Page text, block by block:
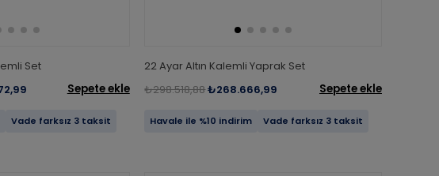
Set
Sepete ekle
Vade farksız 3 taksit
22 Ayar Altın Kalemli Yaprak Set
₺298.518,88₺268.666,99 Sepete ekle
Havale ile %10 indirim Vade farksız 3 taksit